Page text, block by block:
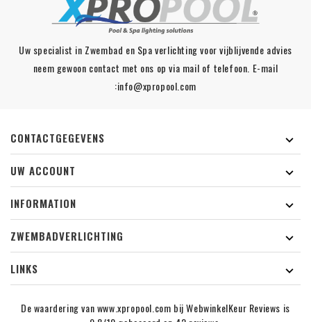
Uw specialist in Zwembad en Spa verlichting voor vijblijvende advies
neem gewoon contact met ons op via mail of telefoon. E-mail
:info@xpropool.com
CONTACTGEGEVENS

UW ACCOUNT

INFORMATION

ZWEMBADVERLICHTING

LINKS

De waardering van www.xpropool.com bijWebwinkelKeur Reviews is